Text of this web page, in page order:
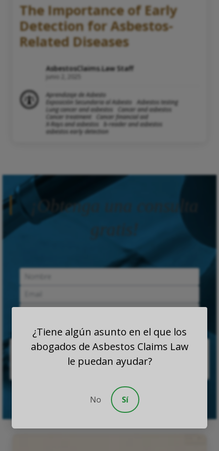
The Importance of Early
Detection for Asbestos-
Related Diseases
AsbestosClaims.Law Staff
junio 2, 2025
Aprendizaje de Asbesto
Exposición Secundaria al Asbesto
Asbestos testing
Lung cancer and asbestos
Cancer and asbestos
Cancer treatment
Cancer financial aid
X-Rays and asbestos
b-reader and asbestos
asbestos early detection
¡Obtenga una consulta
ENVIAR CASO
¿Tiene algún asunto en el que los
abogados de Asbestos Claims Law
le puedan ayudar?
No Sí